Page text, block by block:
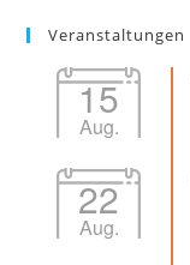
Veranstaltungen
15
Aug.
22
Aug.